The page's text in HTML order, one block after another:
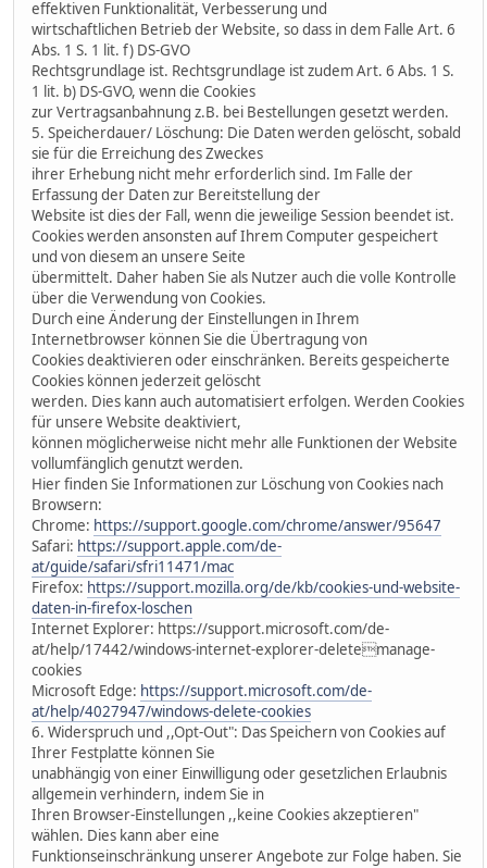
effektiven Funktionalität, Verbesserung und
wirtschaftlichen Betrieb der Website, so dass in dem Falle Art. 6
Abs. 1 S. 1 lit. f) DS-GVO
Rechtsgrundlage ist. Rechtsgrundlage ist zudem Art. 6 Abs. 1 S.
1 lit. b) DS-GVO, wenn die Cookies
zur Vertragsanbahnung z.B. bei Bestellungen gesetzt werden.
5. Speicherdauer/ Löschung: Die Daten werden gelöscht, sobald
sie für die Erreichung des Zweckes
ihrer Erhebung nicht mehr erforderlich sind. Im Falle der
Erfassung der Daten zur Bereitstellung der
Website ist dies der Fall, wenn die jeweilige Session beendet ist.
Cookies werden ansonsten auf Ihrem Computer gespeichert
und von diesem an unsere Seite
übermittelt. Daher haben Sie als Nutzer auch die volle Kontrolle
über die Verwendung von Cookies.
Durch eine Änderung der Einstellungen in Ihrem
Internetbrowser können Sie die Übertragung von
Cookies deaktivieren oder einschränken. Bereits gespeicherte
Cookies können jederzeit gelöscht
werden. Dies kann auch automatisiert erfolgen. Werden Cookies
für unsere Website deaktiviert,
können möglicherweise nicht mehr alle Funktionen der Website
vollumfänglich genutzt werden.
Hier finden Sie Informationen zur Löschung von Cookies nach
Browsern:
Chrome: https://support.google.com/chrome/answer/95647
Safari: https://support.apple.com/de-
at/guide/safari/sfri11471/mac
Firefox: https://support.mozilla.org/de/kb/cookies-und-website-
daten-in-firefox-loschen
Internet Explorer: https://support.microsoft.com/de-
at/help/17442/windows-internet-explorer-deletemanage-
cookies
Microsoft Edge: https://support.microsoft.com/de-
at/help/4027947/windows-delete-cookies
6. Widerspruch und ,,Opt-Out": Das Speichern von Cookies auf
Ihrer Festplatte können Sie
unabhängig von einer Einwilligung oder gesetzlichen Erlaubnis
allgemein verhindern, indem Sie in
Ihren Browser-Einstellungen ,,keine Cookies akzeptieren"
wählen. Dies kann aber eine
Funktionseinschränkung unserer Angebote zur Folge haben. Sie